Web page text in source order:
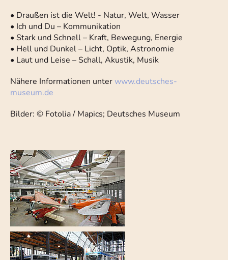
• Draußen ist die Welt! - Natur, Welt, Wasser
• Ich und Du – Kommunikation
• Stark und Schnell – Kraft, Bewegung, Energie
• Hell und Dunkel – Licht, Optik, Astronomie
• Laut und Leise – Schall, Akustik, Musik
Nähere Informationen unterwww.deutsches-
museum.de
Bilder: © Fotolia / Mapics; Deutsches Museum